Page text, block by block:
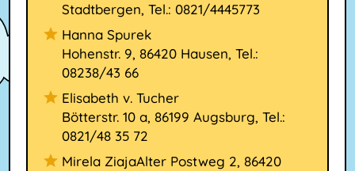
Stadtbergen, Tel.: 0821/4445773
Hanna Spurek
Hohenstr. 9, 86420 Hausen, Tel.:
08238/43 66
Elisabeth v. Tucher
Bötterstr. 10 a, 86199 Augsburg, Tel.:
0821/48 35 72
Mirela ZiajaAlter Postweg 2, 86420